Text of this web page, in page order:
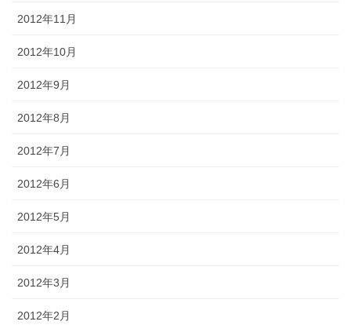
2012年11月
2012年10月
2012年9月
2012年8月
2012年7月
2012年6月
2012年5月
2012年4月
2012年3月
2012年2月